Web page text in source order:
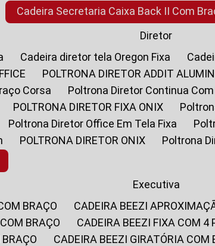
Cadeira Secretaria Caixa Back II Com
Diretor
Cadeira diretor tela Oregon Fixa
POLTRONA DIRETOR ADDIT
Corsa
Poltrona Diretor Continua
POLTRONA DIRETOR FIXA ONIX
Poltrona Diretor Office Em Tela Fixa
POLTRONA DIRETOR ONIX
Poltrona
Executiva
BRAÇO
CADEIRA BEEZI
BRAÇO
CADEIRA BEEZI FIXA COM
BRAÇO
CADEIRA BEEZI GIRATÓRIA COM